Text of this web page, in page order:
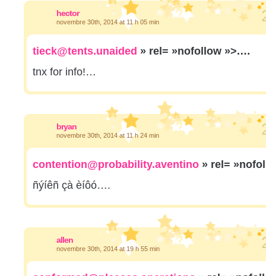
hector
novembre 30th, 2014 at 11 h 05 min
tieck@tents.unaided » rel= »nofollow »>.…
tnx for info!…
bryan
novembre 30th, 2014 at 11 h 24 min
contention@probability.aventino » rel=
ñýíêñ çà èíôó….
allen
novembre 30th, 2014 at 19 h 55 min